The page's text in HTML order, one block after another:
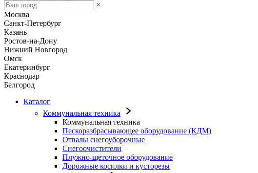
×
Москва
Санкт-Петербург
Казань
Ростов-на-Дону
Нижний Новгород
Омск
Екатеринбург
Краснодар
Белгород
Каталог
Коммунальная техника
Коммунальная техника
Пескоразбрасывающее оборудование (КДМ)
Отвалы снегоуборочные
Снегоочистители
Плужно-щеточное оборудование
Дорожные косилки и кусторезы